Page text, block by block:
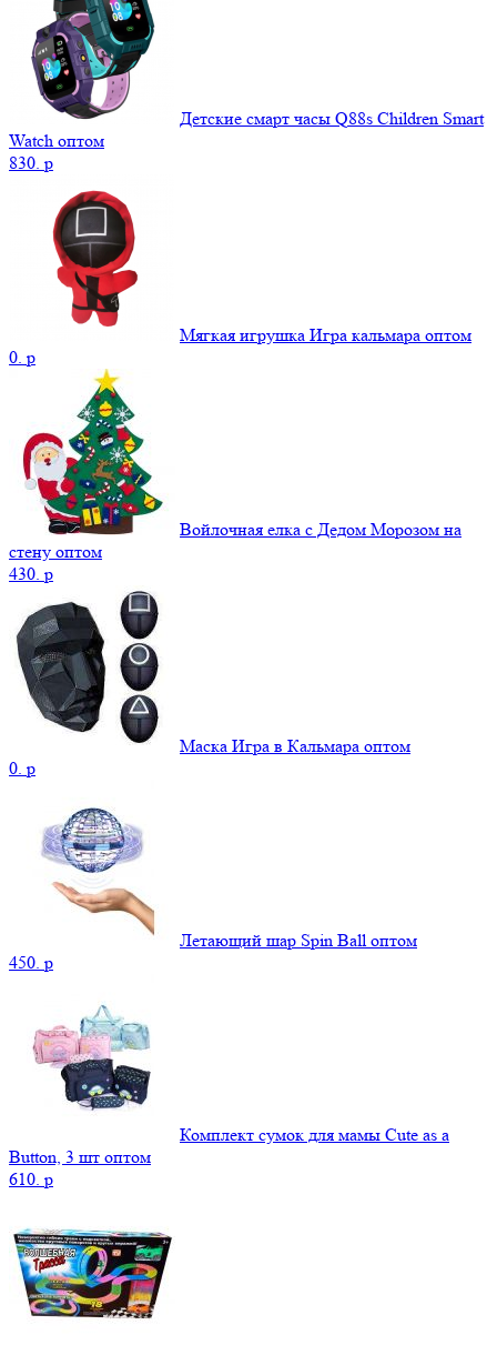
Детские смарт часы Q88s Children Smart
Watch оптом
830. p
Мягкая игрушка Игра кальмара оптом
0. p
Войлочная елка с Дедом Морозом на
стену оптом
430. p
Маска Игра в Кальмара оптом
0. p
Летающий шар Spin Ball оптом
450. p
Комплект сумок для мамы Cute as a
Button, 3 шт оптом
610. p